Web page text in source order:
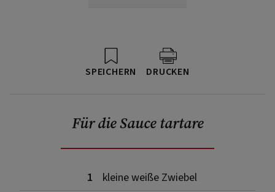
SPEICHERN DRUCKEN
Für die Sauce tartare
1
kleine weiße Zwiebel